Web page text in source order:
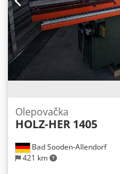
Bad Sooden-Allendorf
421 km
Olepovačka
HOLZ-HER 1405